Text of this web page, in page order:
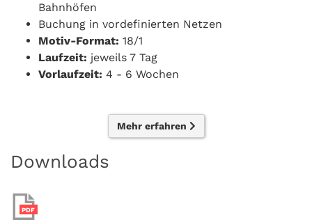
Bahnhöfen
Buchung in vordefinierten Netzen
Motiv-Format: 18/1
Laufzeit: jeweils 7 Tag
Vorlaufzeit: 4 - 6 Wochen
Mehr erfahren
Downloads
PDF